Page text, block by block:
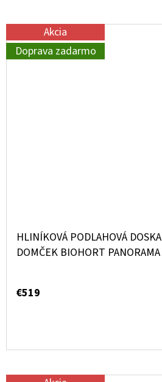
Akcia
Doprava zadarmo
HLINÍKOVÁ PODLAHOVÁ
DOMČEK BIOHORT
€519